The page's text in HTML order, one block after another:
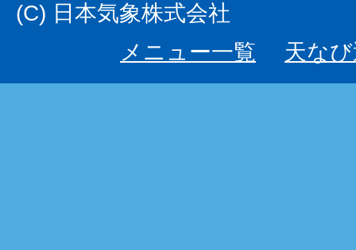
(C) 日本気象株式会社
メニュー一覧
天な